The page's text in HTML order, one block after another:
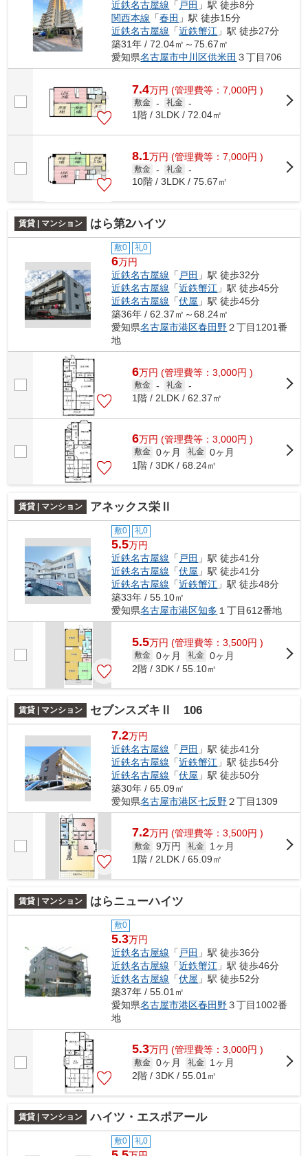
近鉄名古屋線 「 戸田 」駅 徒歩8分
関西本線 「春田 」駅 徒歩15分
近鉄名古屋線 「近鉄蟹江 」駅 徒歩27分
築31年 / 72.04㎡～75.67㎡
愛知県名古屋市中川区供米田 ３丁目706
7.4万円 (管理費等：7,000円 )
敷金 - 礼金 -
1階 / 3LDK / 72.04㎡
8.1万円 (管理費等：7,000円 )
敷金 - 礼金 -
10階 / 3LDK / 75.67㎡
賃貸 | マンション はら第2ハイツ
敷0 礼0
6万円
近鉄名古屋線 「 戸田 」駅 徒歩32分
近鉄名古屋線 「近鉄蟹江 」駅 徒歩45分
近鉄名古屋線 「伏屋 」駅 徒歩45分
築36年 / 62.37㎡～68.24㎡
愛知県名古屋市港区春田野２丁目1201番
地
6万円 (管理費等：3,000円 )
敷金 - 礼金 -
1階 / 2LDK / 62.37㎡
6万円 (管理費等：3,000円 )
敷金 0ヶ月 礼金 0ヶ月
1階 / 3DK / 68.24㎡
賃貸 | マンション アネックス栄Ⅱ
敷0 礼0
5.5万円
近鉄名古屋線 「 戸田 」駅 徒歩41分
近鉄名古屋線 「伏屋 」駅 徒歩41分
近鉄名古屋線 「近鉄蟹江 」駅 徒歩48分
築33年 / 55.10㎡
愛知県名古屋市港区知多 １丁目612番地
5.5万円 (管理費等：3,500円 )
敷金 0ヶ月 礼金 0ヶ月
2階 / 3DK / 55.10㎡
賃貸 | マンション セブンスズキⅡ 106
7.2万円
近鉄名古屋線 「 戸田 」駅 徒歩41分
近鉄名古屋線 「近鉄蟹江 」駅 徒歩54分
近鉄名古屋線 「伏屋 」駅 徒歩50分
築30年 / 65.09㎡
愛知県名古屋市港区七反野２丁目1309
7.2万円 (管理費等：3,500円 )
敷金 9万円 礼金
1ヶ月
1階 / 2LDK / 65.09㎡
賃貸 | マンション はらニューハイツ
敷0
5.3万円
近鉄名古屋線 「 戸田 」駅 徒歩36分
近鉄名古屋線 「近鉄蟹江 」駅 徒歩46分
近鉄名古屋線 「伏屋 」駅 徒歩52分
築37年 / 55.01㎡
愛知県名古屋市港区春田野３丁目1002番
地
5.3万円 (管理費等：3,000円 )
敷金 0ヶ月 礼金
1ヶ月
2階 / 3DK / 55.01㎡
賃貸 | マンション ハイツ・エスポアール
敷0 礼0